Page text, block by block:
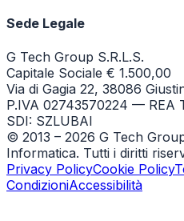
Sede Legale
G Tech Group S.R.L.S.
Capitale Sociale € 1.500,00
Via di Gagia 22, 38086
P.IVA 02743570224 — REA
SDI: SZLUBAI
© 2013 – 2026 G Tech
Informatica. Tutti i diritti
Privacy PolicyCookie Policy
CondizioniAccessibilità